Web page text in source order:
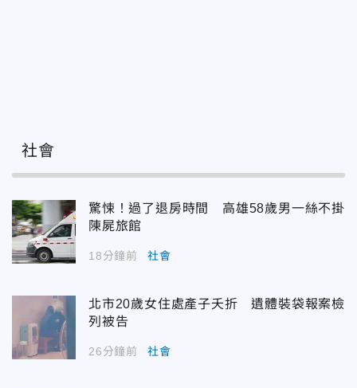
社會
驚悚！過了退房時間 高雄58歲男一絲不掛
陳屍旅館
18分鐘前 社會
北市20歲女住處產子夭折 遺體裝袋報案檢
列被告
26分鐘前 社會